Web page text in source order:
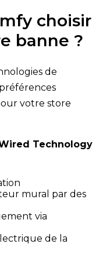
choisir
banne ?
de
votre store
Technology
mural par des
via
de la